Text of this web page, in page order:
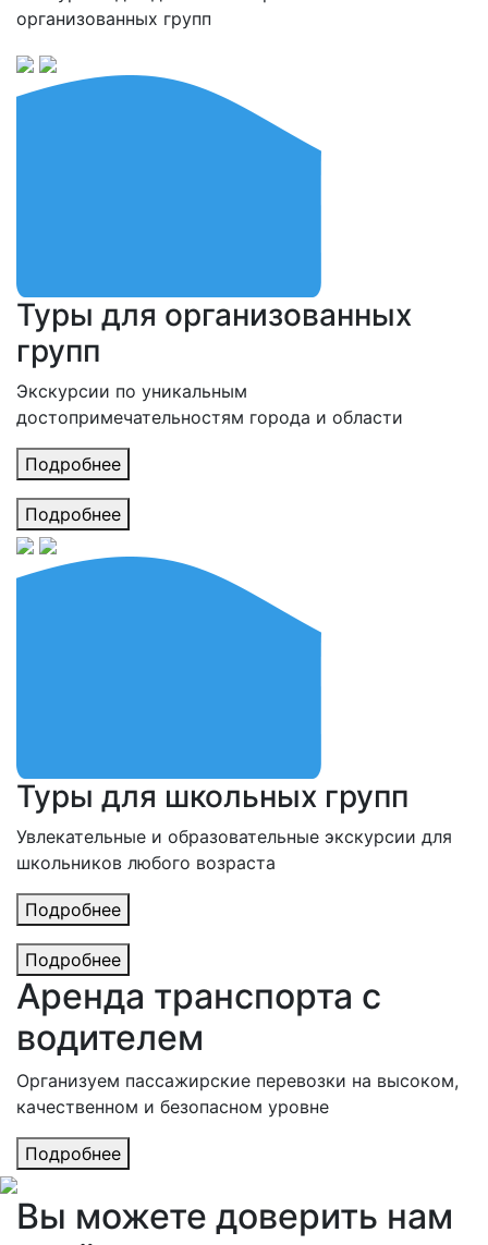
организованных групп
Туры для организованных
групп
Экскурсии по уникальным
достопримечательностям города и области
Подробнее
Подробнее
Туры для школьных групп
Увлекательные и образовательные экскурсии для
школьников любого возраста
Подробнее
Подробнее
Аренда транспорта с
водителем
Организуем пассажирские перевозки на высоком,
качественном и безопасном уровне
Подробнее
Вы можете доверить нам